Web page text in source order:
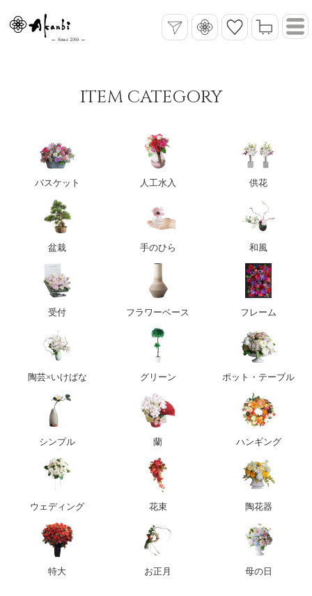
ITEM CATEGORY
バスケット 人工水入 供花
盆栽 手のひら 和風
受付 フラワーベース フレーム
陶芸×いけばな グリーン ポット・テーブル
シンプル 蘭 ハンギング
ウェディング 花束 陶花器
特大 お正月 母の日